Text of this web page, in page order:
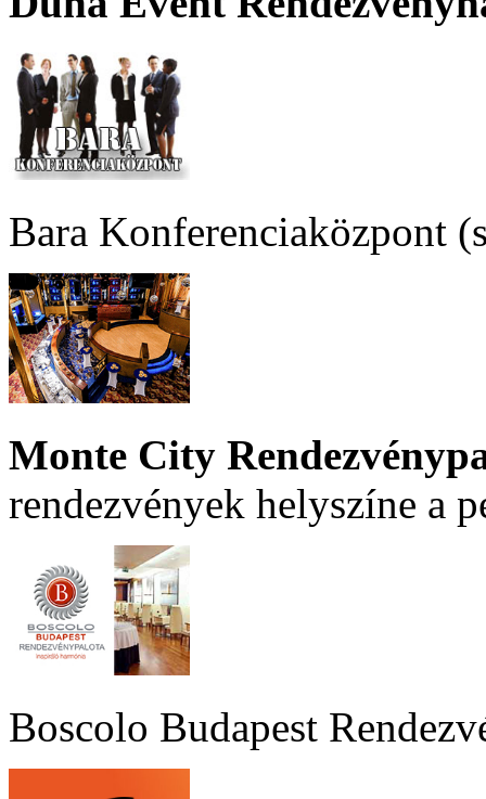
Bara Konferenciaközpont
Monte City
rendezvények helyszíne a
Boscolo Budapest